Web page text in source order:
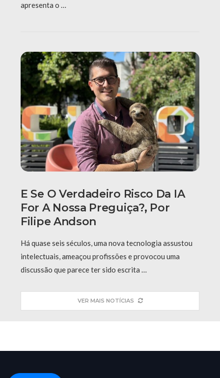
apresenta o …
E Se O Verdadeiro Risco Da IA
For A Nossa Preguiça?, Por
Filipe Andson
Há quase seis séculos, uma nova tecnologia assustou
intelectuais, ameaçou profissões e provocou uma
discussão que parece ter sido escrita …
VER MAIS NOTÍCIAS